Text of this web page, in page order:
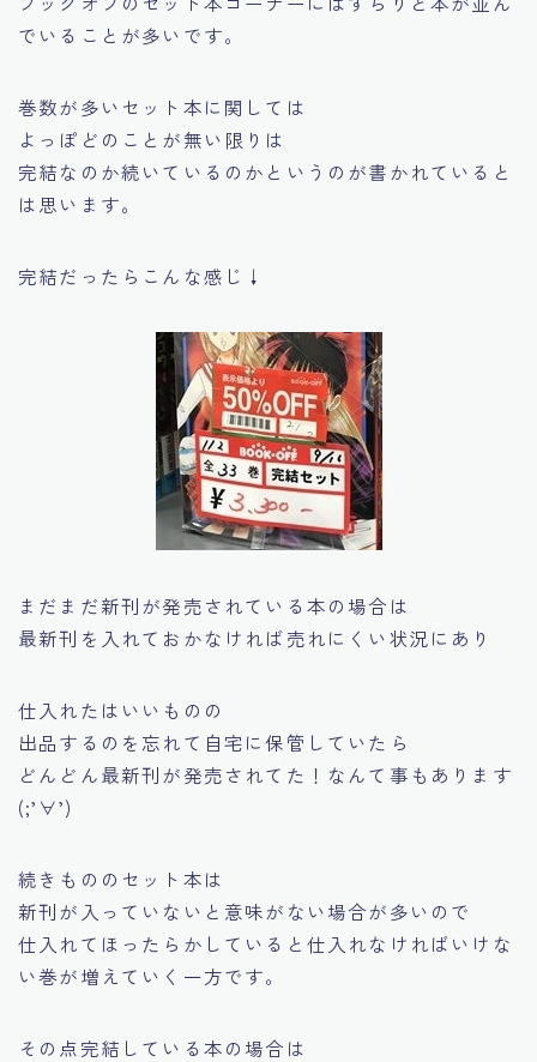
でいることが多いです。
巻数が多いセット本に関しては
よっぽどのことが無い限りは
完結なのか続いているのかというのが書かれていると
は思います。
完結だったらこんな感じ↓
まだまだ新刊が発売されている本の場合は
最新刊を入れておかなければ売れにくい状況にあり
仕入れたはいいものの
出品するのを忘れて自宅に保管していたら
どんどん最新刊が発売されてた！なんて事もあります
(;’∀’)
続きもののセット本は
新刊が入っていないと意味がない場合が多いので
仕入れてほったらかしていると 仕入れなければいけな
い巻が増えていく一方です。
その点完結している本の場合は